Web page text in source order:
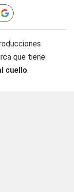
que tiene
cuello.